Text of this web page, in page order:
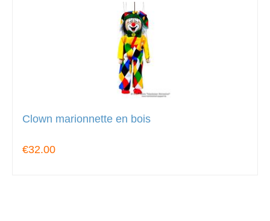
Clown marionnette en bois
€32.00